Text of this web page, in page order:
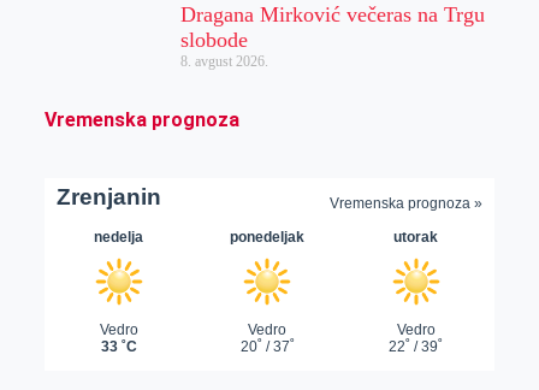
Dragana Mirković večeras na Trgu
slobode
8. avgust 2026.
Vremenska prognoza